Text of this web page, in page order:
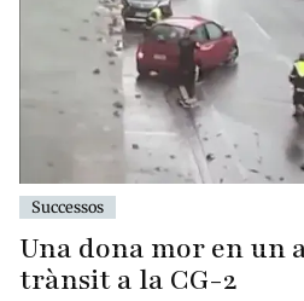
Successos
Una dona mor en un
trànsit a la CG-2